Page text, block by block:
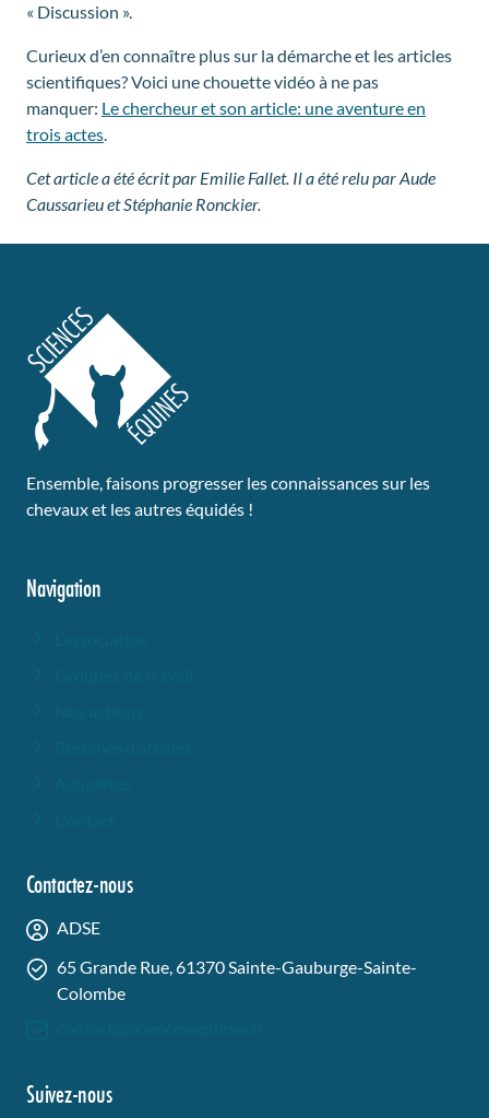
« Discussion ».
Curieux d’en connaître plus sur la démarche et les articles
scientifiques? Voici une chouette vidéo à ne pas
manquer: Le chercheur et son article: une aventure en
trois actes.
Cet article a été écrit par Emilie Fallet. Il a été relu par Aude
Caussarieu et Stéphanie Ronckier.
Ensemble, faisons progresser les connaissances sur les
chevaux et les autres équidés !
Navigation
Contactez-nous
ADSE
65 Grande Rue, 61370 Sainte-Gauburge-Sainte-
Colombe
Suivez-nous